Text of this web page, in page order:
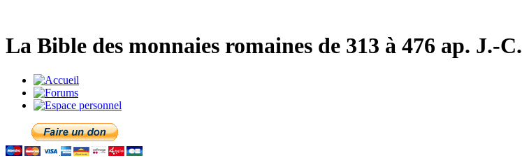
La Bible des monnaies romaines de 313 à 476 ap. J.-C.